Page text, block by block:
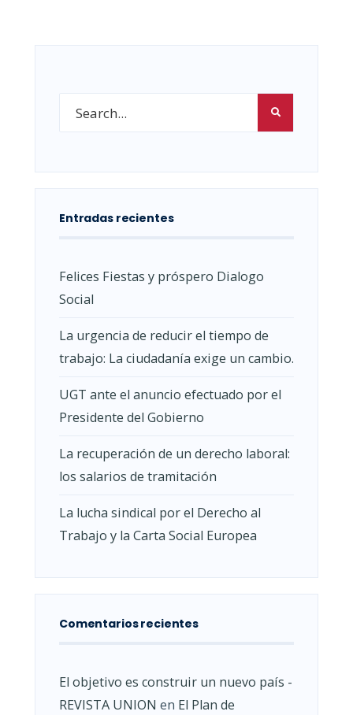
Entradas recientes
Felices Fiestas y próspero Dialogo
Social
La urgencia de reducir el tiempo de
trabajo: La ciudadanía exige un cambio.
UGT ante el anuncio efectuado por el
Presidente del Gobierno
La recuperación de un derecho laboral:
los salarios de tramitación
La lucha sindical por el Derecho al
Trabajo y la Carta Social Europea
Comentarios recientes
El objetivo es construir un nuevo país -
REVISTA UNION en El Plan de